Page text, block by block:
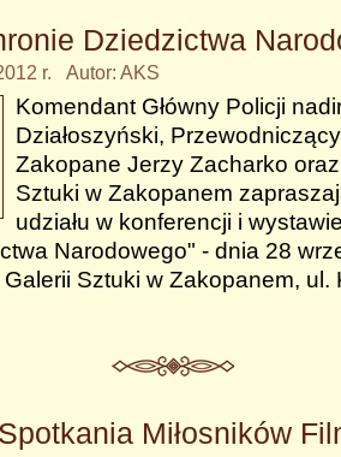
Dziedzictwa
r. Autor: AKS
Komendant Główny Policji
Działoszyński,
Zakopane Jerzy Zacharko
Sztuki w Zakopanem
udziału w konferencji i
Narodowego" - dnia 28
Sztuki w Zakopanem, ul.
Miłosników